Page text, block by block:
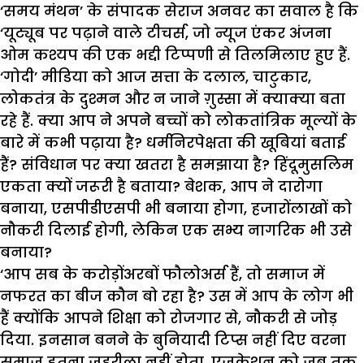
‘समय मंथन’ के संपादक सेराज अनवर का सवाल है कि
‘यूट्यूब पर पढ़ाने वाले टीचर्स, जो न्यूज एंकर अंजना
ओम कश्यप की एक भद्दी टिप्पणी से तिलमिलाए हुए हैं.
‘गोदी’ मीडिया को आज सत्ता के दलाल, चाटुकार,
लोकतंत्र के दुश्मन और न जाने ग़ुस्सा में क्याक्या बता
रहे हैं. क्या आप ने अपने बच्चों को लोकतांत्रिक मूल्यों के
बारे में कभी पढ़ाया है? धर्मनिरपेक्षता की खूबियां बताई
हैं? संविधान पर क्या खतरा है समझाया है? हिंदूमुसलिम
एकता क्यों जरूरी है बताया? बेशक, आप ने दारोगा
बनाया, एसपीडीएसपी भी बनाया होगा, हजारोंलाखों को
नौकरी दिलाई होगी, लेकिन एक सभ्य नागरिक भी उसे
बनाया?
‘आप सब के करोड़ोंअरबों फौलोअर्स हैं, तो समाज में
नफरत का बीज कौन बो रहा है? उस में आप के लोग भी
हैं क्योंकि आपने शिक्षा को रोजगार से, नौकरी से जोड़
दिया. इनसान बनने के बुनियादी टिप्स नहीं दिए वरना